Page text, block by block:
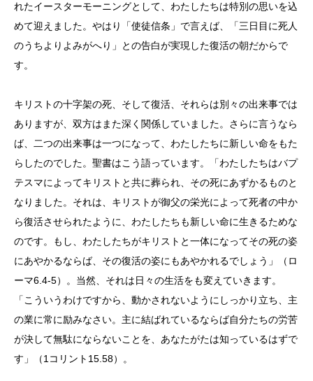
れたイースターモーニングとして、わたしたちは特別の思いを込
めて迎えました。やはり「使徒信条」で言えば、「三日目に死人
のうちよりよみがへり」との告白が実現した復活の朝だからで
す。
キリストの十字架の死、そして復活、それらは別々の出来事では
ありますが、双方はまた深く関係していました。さらに言うなら
ば、二つの出来事は一つになって、わたしたちに新しい命をもた
らしたのでした。聖書はこう語っています。「わたしたちはバプ
テスマによってキリストと共に葬られ、その死にあずかるものと
なりました。それは、キリストが御父の栄光によって死者の中か
ら復活させられたように、わたしたちも新しい命に生きるためな
のです。もし、わたしたちがキリストと一体になってその死の姿
にあやかるならば、その復活の姿にもあやかれるでしょう」（ロ
ーマ6.4-5）。当然、それは日々の生活をも変えていきます。
「こういうわけですから、動かされないようにしっかり立ち、主
の業に常に励みなさい。主に結ばれているならば自分たちの労苦
が決して無駄にならないことを、あなたがたは知っているはずで
す」（1 コリント 15.58）。